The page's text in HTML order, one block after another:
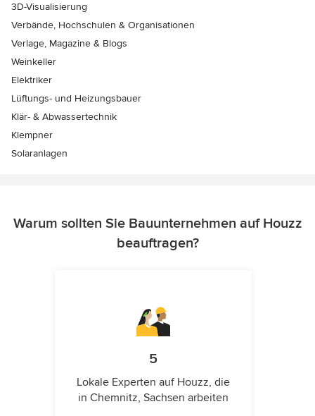
3D-Visualisierung
Verbände, Hochschulen & Organisationen
Verlage, Magazine & Blogs
Weinkeller
Elektriker
Lüftungs- und Heizungsbauer
Klär- & Abwassertechnik
Klempner
Solaranlagen
Warum sollten Sie Bauunternehmen auf Houzz
beauftragen?
5
Lokale Experten auf Houzz, die
in Chemnitz, Sachsen arbeiten